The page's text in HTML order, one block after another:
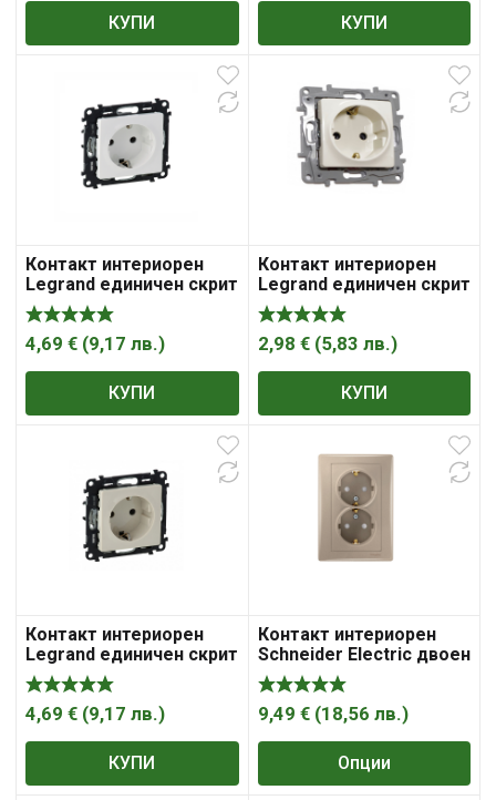
КУПИ КУПИ
Контакт интериорен
Legrand единичен скрит
монтаж с детска
защита 16A, 2P+ E, 20IP,
бял, Valena Life
4,69 € (9,17 лв.)
КУПИ
Контакт интериорен
Legrand единичен скрит
монтаж с детска
защита 16A, 2P+ E, 20IP,
крем Niloe
2,98 € (5,83 лв.)
КУПИ
Контакт интериорен
Legrand единичен скрит
монтаж с детска
защита 16A, 2P+ E, 20IP,
крем, Valena Life
4,69 € (9,17 лв.)
КУПИ
Контакт интериорен
Schneider Electric двоен
скрит монтаж 16A, 2x
2P +E, 20IP, Sedna
9,49 € (18,56 лв.)
Опции